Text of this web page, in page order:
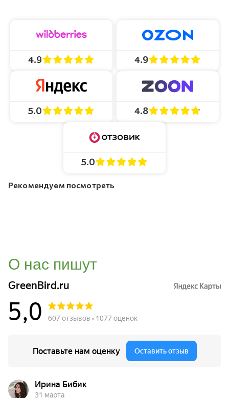
4.9 4.9
5.0 4.8
5.0
Рекомендуем посмотреть
О нас пишут